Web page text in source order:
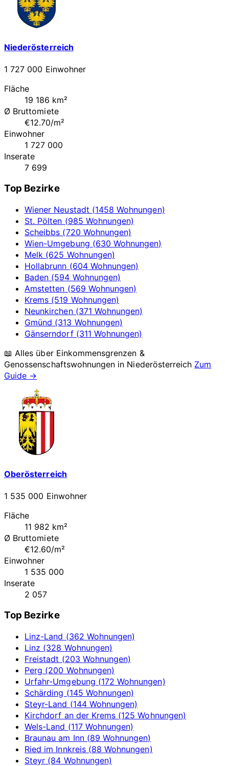
Niederösterreich
1 727 000 Einwohner
Fläche
19 186 km²
Ø Bruttomiete
€12.70/m²
Einwohner
1 727 000
Inserate
7 699
Top Bezirke
Wiener Neustadt (1458 Wohnungen)
St. Pölten (985 Wohnungen)
Scheibbs (720 Wohnungen)
Wien-Umgebung (630 Wohnungen)
Melk (625 Wohnungen)
Hollabrunn (604 Wohnungen)
Baden (594 Wohnungen)
Amstetten (569 Wohnungen)
Krems (519 Wohnungen)
Neunkirchen (371 Wohnungen)
Gmünd (313 Wohnungen)
Gänserndorf (311 Wohnungen)
📖 Alles über Einkommensgrenzen &
Genossenschaftswohnungen in Niederösterreich Zum
Guide →
Oberösterreich
1 535 000 Einwohner
Fläche
11 982 km²
Ø Bruttomiete
€12.60/m²
Einwohner
1 535 000
Inserate
2 057
Top Bezirke
Linz-Land (362 Wohnungen)
Linz (328 Wohnungen)
Freistadt (203 Wohnungen)
Perg (200 Wohnungen)
Urfahr-Umgebung (172 Wohnungen)
Schärding (145 Wohnungen)
Steyr-Land (144 Wohnungen)
Kirchdorf an der Krems (125 Wohnungen)
Wels-Land (117 Wohnungen)
Braunau am Inn (89 Wohnungen)
Ried im Innkreis (88 Wohnungen)
Steyr (84 Wohnungen)